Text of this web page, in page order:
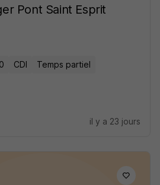
Pont Saint Esprit
CDI
Temps partiel
il y a 23 jours